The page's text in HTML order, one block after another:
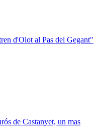
d'Olot al Pas del Gegant"
de Castanyet, un mas